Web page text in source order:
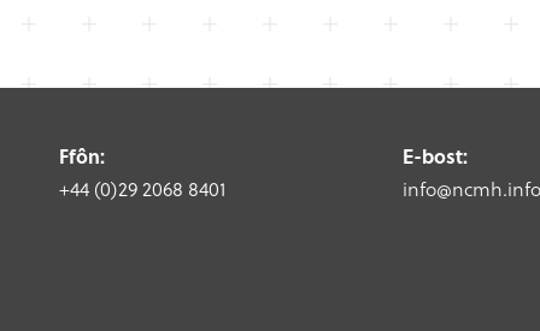
Ffôn:
+44 (0)29 2068 8401
E-bost:
info@ncmh.info